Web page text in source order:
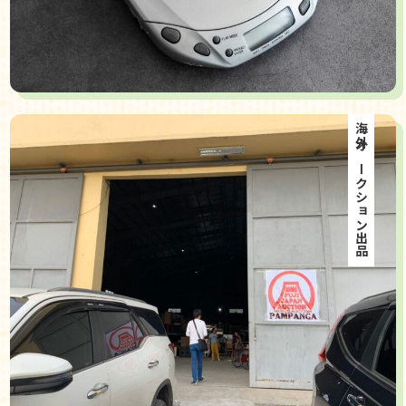
海外オークション出品